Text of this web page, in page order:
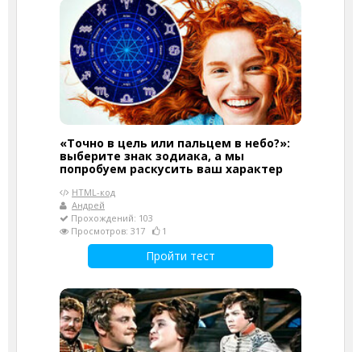
«Точно в цель или пальцем в небо?»:
выберите знак зодиака, а мы
попробуем раскусить ваш характер
HTML-код
Андрей
Прохождений: 103
Просмотров: 317
1
Пройти тест